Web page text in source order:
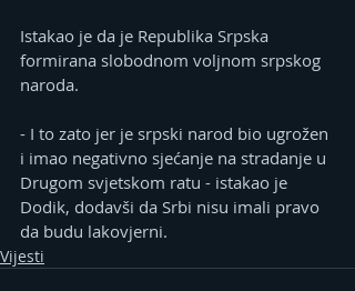
Istakao je da je Republika Srpska
formirana slobodnom voljnom srpskog
naroda.
- I to zato jer je srpski narod bio ugrožen
i imao negativno sjećanje na stradanje u
Drugom svjetskom ratu - istakao je
Dodik, dodavši da Srbi nisu imali pravo
da budu lakovjerni.
Vijesti